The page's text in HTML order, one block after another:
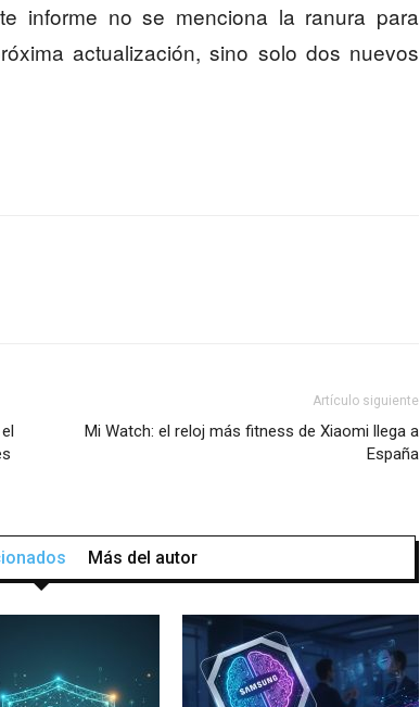
informe no se menciona la ranura para
actualización, sino solo dos nuevos
Artículo siguiente
Mi Watch: el reloj más fitness de Xiaomi llega a
España
Más del autor